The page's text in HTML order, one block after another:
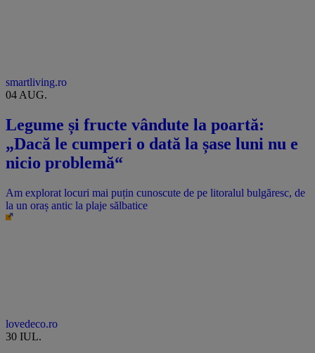
smartliving.ro
04 AUG.
Legume și fructe vândute la poartă:
„Dacă le cumperi o dată la șase luni nu e
nicio problemă“
Am explorat locuri mai puțin cunoscute de pe litoralul bulgăresc, de
la un oraș antic la plaje sălbatice
lovedeco.ro
30 IUL.